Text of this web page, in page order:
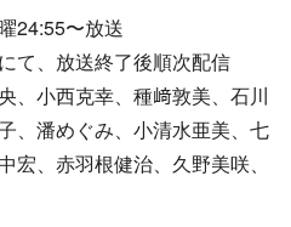
24:55〜放送
て、放送終了後順次配信
、小西克幸、種﨑敦美、石川
、潘めぐみ、小清水亜美、七
、赤羽根健治、久野美咲、